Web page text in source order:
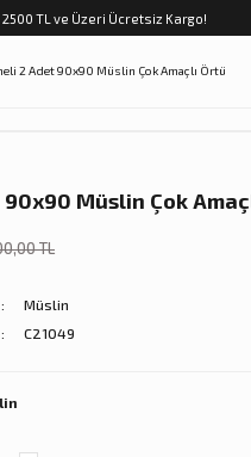
2500 TL ve Üzeri Ücretsiz Kargo!
Geri Dön
Geri Dön
Geri Dön
Geri Dön
Geri Dön
Geri Dön
Geri Dön
Müslin Çok
TL
Müslin
C21049